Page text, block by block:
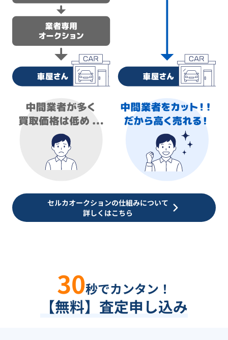
セルカオークションの仕組みについて
詳しくはこちら
30秒でカンタン！
【無料】査定申し込み